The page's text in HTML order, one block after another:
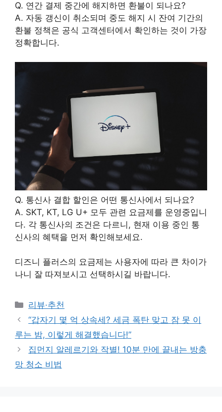
Q. 연간 결제 중간에 해지하면 환불이 되나요?
A. 자동 갱신이 취소되며 중도 해지 시 잔여 기간의
환불 정책은 공식 고객센터에서 확인하는 것이 가장
정확합니다.
Q. 통신사 결합 할인은 어떤 통신사에서 되나요?
A. SKT, KT, LG U+ 모두 관련 요금제를 운영중입니
다. 각 통신사의 조건은 다르니, 현재 이용 중인 통
신사의 혜택을 먼저 확인해보세요.
디즈니 플러스의 요금제는 사용자에 따라 큰 차이가
나니 잘 따져보시고 선택하시길 바랍니다.
Categories
리뷰·추천
“갑자기 몇 억 상속세? 세금 폭탄 맞고 잠 못 이
루는 밤, 이렇게 해결했습니다!”
집먼지 알레르기와 작별! 10분 만에 끝내는 방충
망 청소 비법